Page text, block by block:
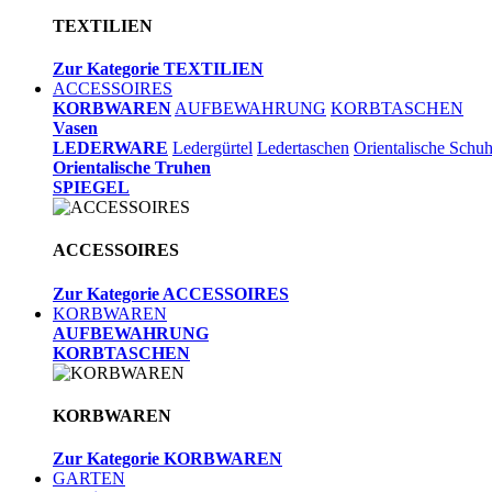
TEXTILIEN
Zur Kategorie TEXTILIEN
ACCESSOIRES
KORBWAREN AUFBEWAHRUNG KORBTASCHEN
Vasen
LEDERWARE Ledergürtel Ledertaschen Orientalische
Orientalische Truhen
SPIEGEL
ACCESSOIRES
Zur Kategorie ACCESSOIRES
KORBWAREN
AUFBEWAHRUNG
KORBTASCHEN
KORBWAREN
Zur Kategorie KORBWAREN
GARTEN